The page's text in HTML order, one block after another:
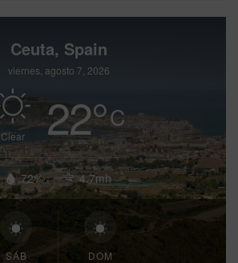
Ceuta, Spain
viernes, agosto 7, 2026
Clear 22°C
72% 4.7mh
SÁB DOM